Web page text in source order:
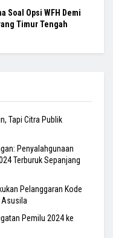
Soal Opsi WFH Demi
Timur Tengah
Tapi Citra Publik
Penyalahgunaan
Terburuk Sepanjang
Pelanggaran Kode
Asusila
Pemilu 2024 ke